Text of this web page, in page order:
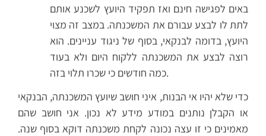
באים לפגישה חינם ואז תפקיד היועץ לשכנע אותם
לתת לו לבצע עבורם את המשכנתה. במצב זה מצוי
היועץ, בדומה לבנקאי, בסוף של ניגוד עניינים. הוא
רוצה לבצע את המשכנתה ללקוח היום ולא בעוד
כמה חודשים כי שכרו תלוי בזה.
כדי שלא יהיו אי הבנות, איני חושב שיועץ המשכנתה, הבנקאי
או הקבלן נותנים במודע מידע לא נכון. אני חושב שהם
מאמינים כי זו עצה נכונה לקחת משכנתה דוקא בסוף שנה.